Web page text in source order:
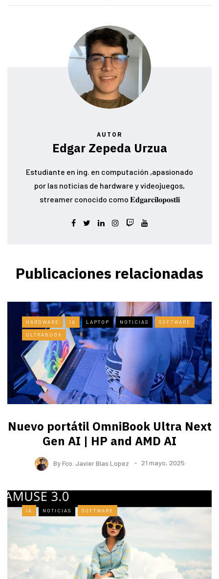
AUTOR
Edgar Zepeda Urzua
Estudiante en ing. en computación ,apasionado
por las noticias de hardware y videojuegos,
streamer conocido como 𝐄𝐝𝐠𝐚𝐫𝐜𝐢𝐥𝐨𝐩𝐨𝐬𝐭𝐥𝐢
Publicaciones relacionadas
HARDWARE IA LAPTOP NOTICIAS SOFTWARE
ULTRABOOK
Nuevo portátil OmniBook Ultra ​Next
Gen AI | HP and AMD AI
ByFco. Javier Blas Lopez 21 mayo, 2025
IA NOTICIAS SOFTWARE